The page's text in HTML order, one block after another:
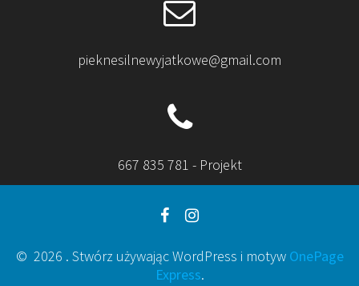
pieknesilnewyjatkowe@gmail.com
667 835 781 - Projekt
© 2026 . Stwórz używając WordPress i motyw OnePage
Express.